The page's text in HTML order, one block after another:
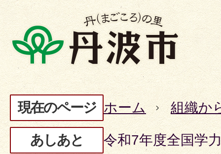
現在のページ ホーム 組織か
あしあと 令和7年度全国学